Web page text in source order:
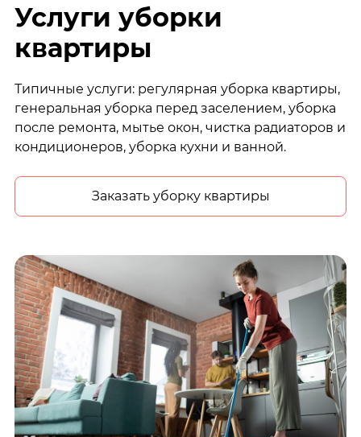
Услуги уборки
квартиры
Типичные услуги: регулярная уборка квартиры,
генеральная уборка перед заселением, уборка
после ремонта, мытье окон, чистка радиаторов и
кондиционеров, уборка кухни и ванной.
Заказать уборку квартиры